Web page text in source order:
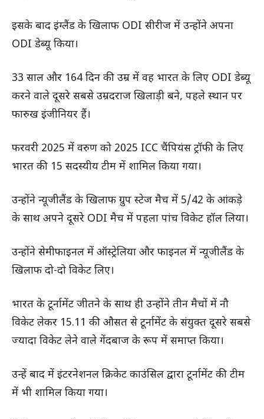
इसके बाद इंग्लैंड के खिलाफ ODI सीरीज में उन्होंने अपना
ODI डेब्यू किया।
33 साल और 164 दिन की उम्र में वह भारत के लिए ODI डेब्यू
करने वाले दूसरे सबसे उम्रदराज खिलाड़ी बने, पहले स्थान पर
फारुख इंजीनियर हैं।
फरवरी 2025 में वरुण को 2025 ICC चैंपियंस ट्रॉफी के लिए
भारत की 15 सदस्यीय टीम में शामिल किया गया।
उन्होंने न्यूजीलैंड के खिलाफ ग्रुप स्टेज मैच में 5/42 के आंकड़े
के साथ अपने दूसरे ODI मैच में पहला पांच विकेट हॉल लिया।
उन्होंने सेमीफाइनल में ऑस्ट्रेलिया और फाइनल में न्यूजीलैंड के
खिलाफ दो-दो विकेट लिए।
भारत के टूर्नामेंट जीतने के साथ ही उन्होंने तीन मैचों में नौ
विकेट लेकर 15.11 की औसत से टूर्नामेंट के संयुक्त दूसरे सबसे
ज्यादा विकेट लेने वाले गेंदबाज के रूप में समाप्त किया।
उन्हें बाद में इंटरनेशनल क्रिकेट काउंसिल द्वारा टूर्नामेंट की टीम
में भी शामिल किया गया।